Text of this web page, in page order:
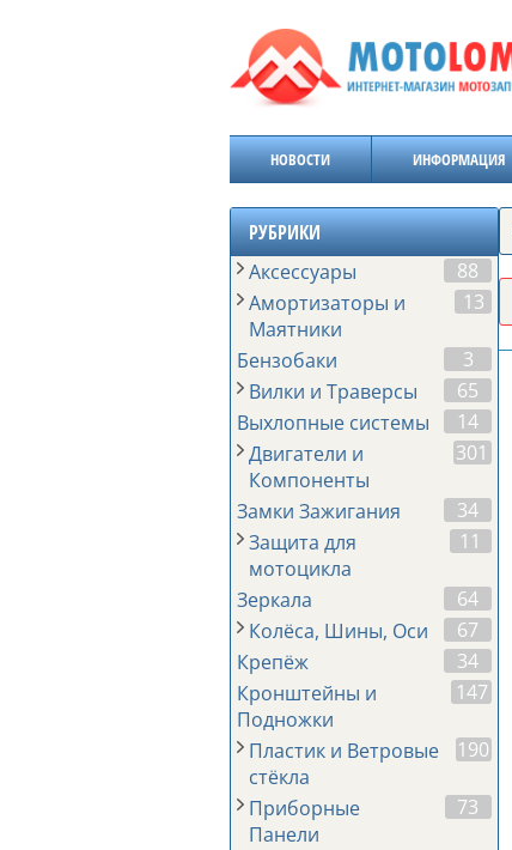
НОВОСТИ ИНФОРМАЦИЯ
РУБРИКИ
Аксессуары
88
Амортизаторы и
Маятники
13
Бензобаки
3
Вилки и Траверсы
65
Выхлопные системы
14
Двигатели и
Компоненты
301
Замки Зажигания
34
Защита для
мотоцикла
11
Зеркала
64
Колёса, Шины, Оси
67
Крепёж
34
Кронштейны и
Подножки
147
Пластик и Ветровые
стёкла
190
Приборные
Панели
73